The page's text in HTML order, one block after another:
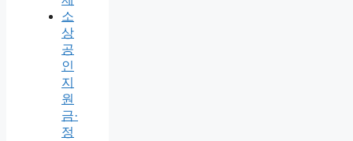
소
상
공
인
지
원
금·
정